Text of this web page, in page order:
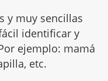
y muy sencillas
identificar y
ejemplo: mamá
etc.